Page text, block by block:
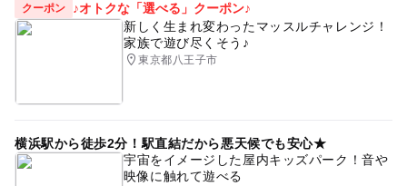
クーポン
♪オトクな「選べる」クーポン♪
新しく生まれ変わったマッスルチャレンジ！
家族で遊び尽くそう♪
東京都八王子市
横浜駅から徒歩2分！駅直結だから悪天候でも安心★
宇宙をイメージした屋内キッズパーク！音や
映像に触れて遊べる